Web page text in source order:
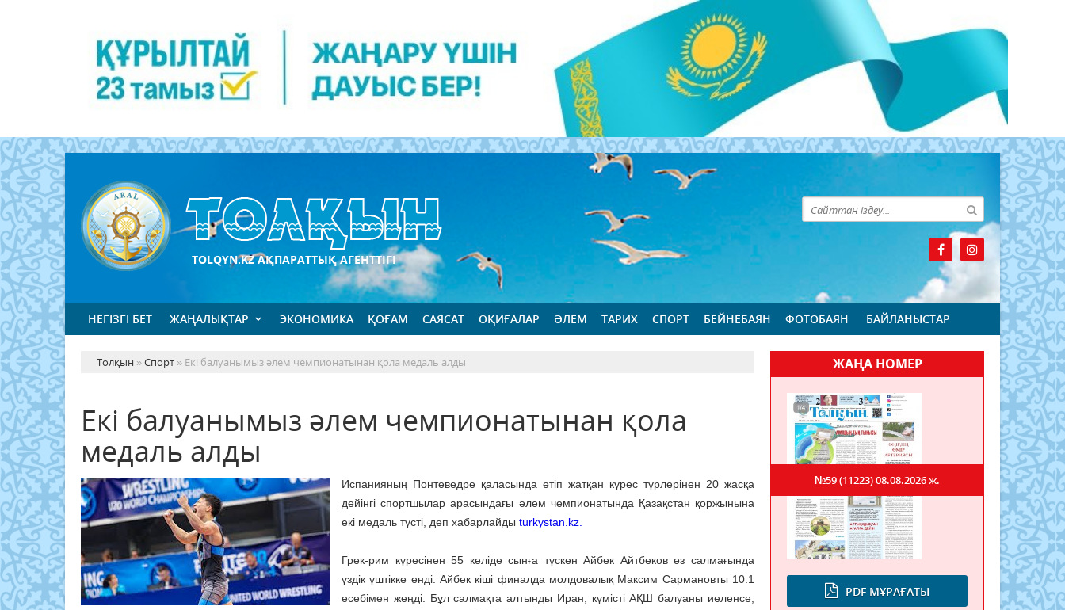
TOLQYN.KZ АҚПАРАТТЫҚ АГЕНТТІГІ
НЕГІЗГІ БЕТ ЖАҢАЛЫҚТАР ЭКОНОМИКА ҚОҒАМ САЯСАТ ОҚИҒАЛАР ӘЛЕМ ТАРИХ СПОРТ БЕЙНЕБАЯН ФОТОБАЯН БАЙЛАНЫСТАР
Толқын »Спорт » Екі балуанымыз әлем чемпионатынан қола медаль алды
Екі балуанымыз әлем чемпионатынан қола
медаль алды
Испанияның Понтеведре қаласында өтіп жатқан күрес түрлерінен 20 жасқа
дейінгі спортшылар арасындағы әлем чемпионатында Қазақстан қоржынына
екі медаль түсті, деп хабарлайды turkystan.kz.
Грек-рим күресінен 55 келіде сынға түскен Айбек Айтбеков өз салмағында
үздік үштікке енді. Айбек кіші финалда молдовалық Максим Сармановты 10:1
есебімен жеңді. Бұл салмақта алтынды Иран, күмісті АҚШ балуаны иеленсе,
ЖАҢА НОМЕР
PDF МҰРАҒАТЫ
№59 (11223)08.08.2026 ж.